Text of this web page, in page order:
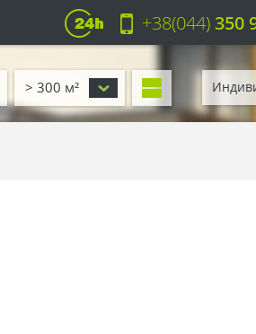
+38(044)350
> 300 м²